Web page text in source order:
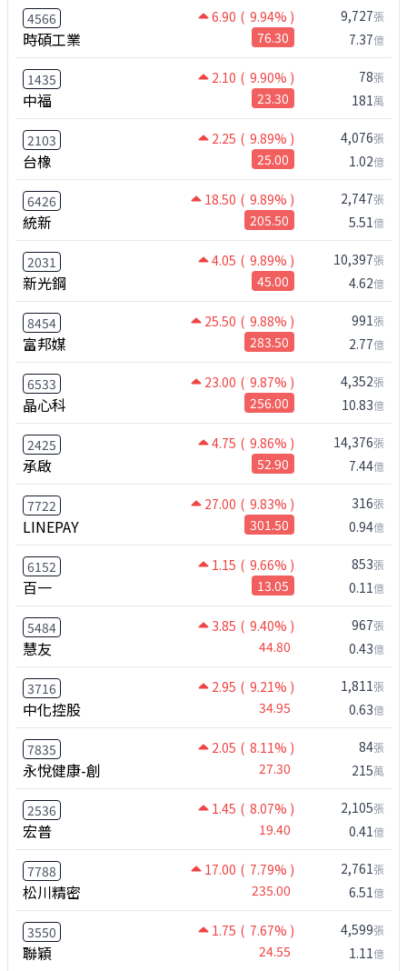
4566 6.90 ( 9.94% )
時碩工業 76.30
9,727張
7.37億
1435 2.10 ( 9.90% )
中福 23.30
78張
181萬
2103 2.25 ( 9.89% )
台橡 25.00
4,076張
1.02億
6426 18.50 ( 9.89% )
統新 205.50
2,747張
5.51億
2031 4.05 ( 9.89% )
新光鋼 45.00
10,397張
4.62億
8454 25.50 ( 9.88% )
富邦媒 283.50
991張
2.77億
6533 23.00 ( 9.87% )
晶心科 256.00
4,352張
10.83億
2425 4.75 ( 9.86% )
承啟 52.90
14,376張
7.44億
7722 27.00 ( 9.83% )
LINEPAY 301.50
316張
0.94億
6152 1.15 ( 9.66% )
百一 13.05
853張
0.11億
5484 3.85 ( 9.40% )
慧友 44.80
967張
0.43億
3716 2.95 ( 9.21% )
中化控股 34.95
1,811張
0.63億
7835 2.05 ( 8.11% )
永悅健康-創 27.30
84張
215萬
2536 1.45 ( 8.07% )
宏普 19.40
2,105張
0.41億
7788 17.00 ( 7.79% )
松川精密 235.00
2,761張
6.51億
3550 1.75 ( 7.67% )
聯穎 24.55
4,599張
1.11億